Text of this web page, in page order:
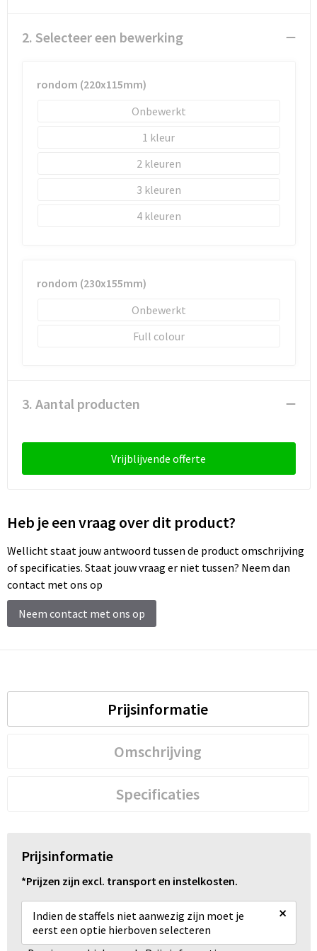
Schoudertassen
Reistassensets
2. Selecteer een bewerking
rondom (220x115mm)
Onbewerkt
1
2
3
4
rondom (230x155mm)
Onbewerkt
Full colour
3. Aantal producten
Vrijblijvende offerte
Heb je een vraag over dit product?
Wellicht staat jouw antwoord tussen de product omschrijving
of specificaties. Staat jouw vraag er niet tussen? Neem dan
contact met ons op
Neem contact met ons op
Prijsinformatie
Omschrijving
Specificaties
Prijsinformatie
*Prijzen zijn excl. transport en instelkosten.
Indien de staffels niet aanwezig zijn moet je
eerst een optie hierboven selecteren
×